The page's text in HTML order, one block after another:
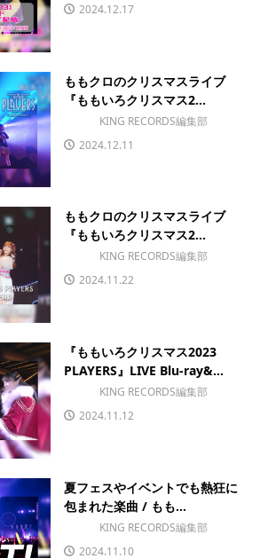
2024.12.17
ももクロのクリスマスライブ
『ももいろクリスマス2...
KING RECORDS編集部
2024.12.11
ももクロのクリスマスライブ
『ももいろクリスマス2...
KING RECORDS編集部
2024.11.22
『ももいろクリスマス2023
PLAYERS』LIVE Blu-ray&...
KING RECORDS編集部
2024.11.12
夏フェスやイベントでも熱狂に
包まれた楽曲 / もも...
KING RECORDS編集部
2024.11.10